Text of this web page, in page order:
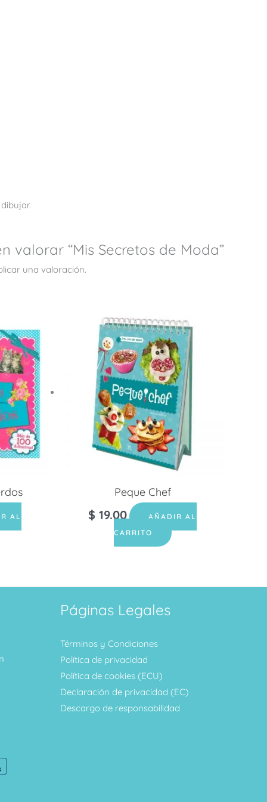
valorar “Mis Secretos de Moda”
una valoración.
AL
Peque Chef
$ 19.00
AÑADIR AL
CARRITO
Páginas Legales
Términos y Condiciones
Política de privacidad
Política de cookies (ECU)
Declaración de privacidad (EC)
Descargo de responsabilidad